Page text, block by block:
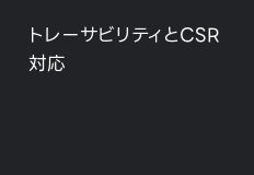
トレーサビリティとCSR
対応